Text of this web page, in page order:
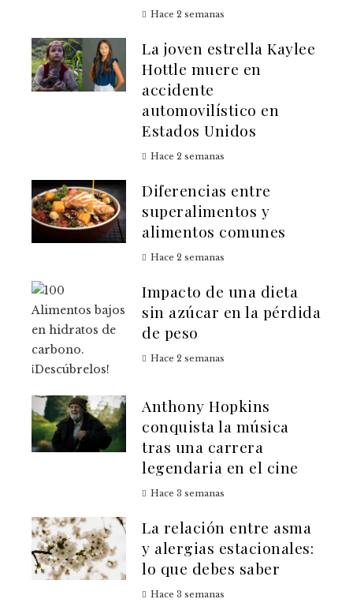
Hace 2 semanas
La joven estrella Kaylee
Hottle muere en
accidente
automovilístico en
Estados Unidos
Hace 2 semanas
Diferencias entre
superalimentos y
alimentos comunes
Hace 2 semanas
Impacto de una dieta
sin azúcar en la pérdida
de peso
Hace 2 semanas
Anthony Hopkins
conquista la música
tras una carrera
legendaria en el cine
Hace 3 semanas
La relación entre asma
y alergias estacionales:
lo que debes saber
Hace 3 semanas